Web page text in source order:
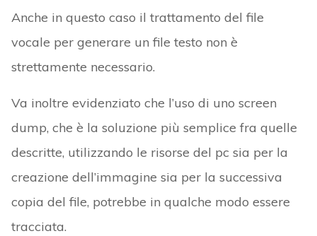
Anche in questo caso il trattamento del file
vocale per generare un file testo non è
strettamente necessario.
Va inoltre evidenziato che l’uso di uno screen
dump, che è la soluzione più semplice fra quelle
descritte, utilizzando le risorse del pc sia per la
creazione dell’immagine sia per la successiva
copia del file, potrebbe in qualche modo essere
tracciata.